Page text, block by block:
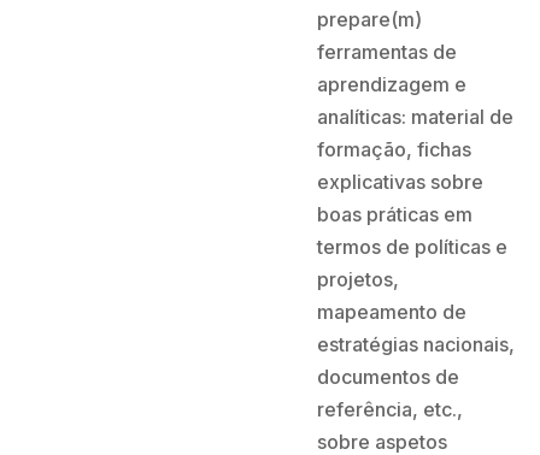
prepare(m)
ferramentas de
aprendizagem e
analíticas: material de
formação, fichas
explicativas sobre
boas práticas em
termos de políticas e
projetos,
mapeamento de
estratégias nacionais,
documentos de
referência, etc.,
sobre aspetos